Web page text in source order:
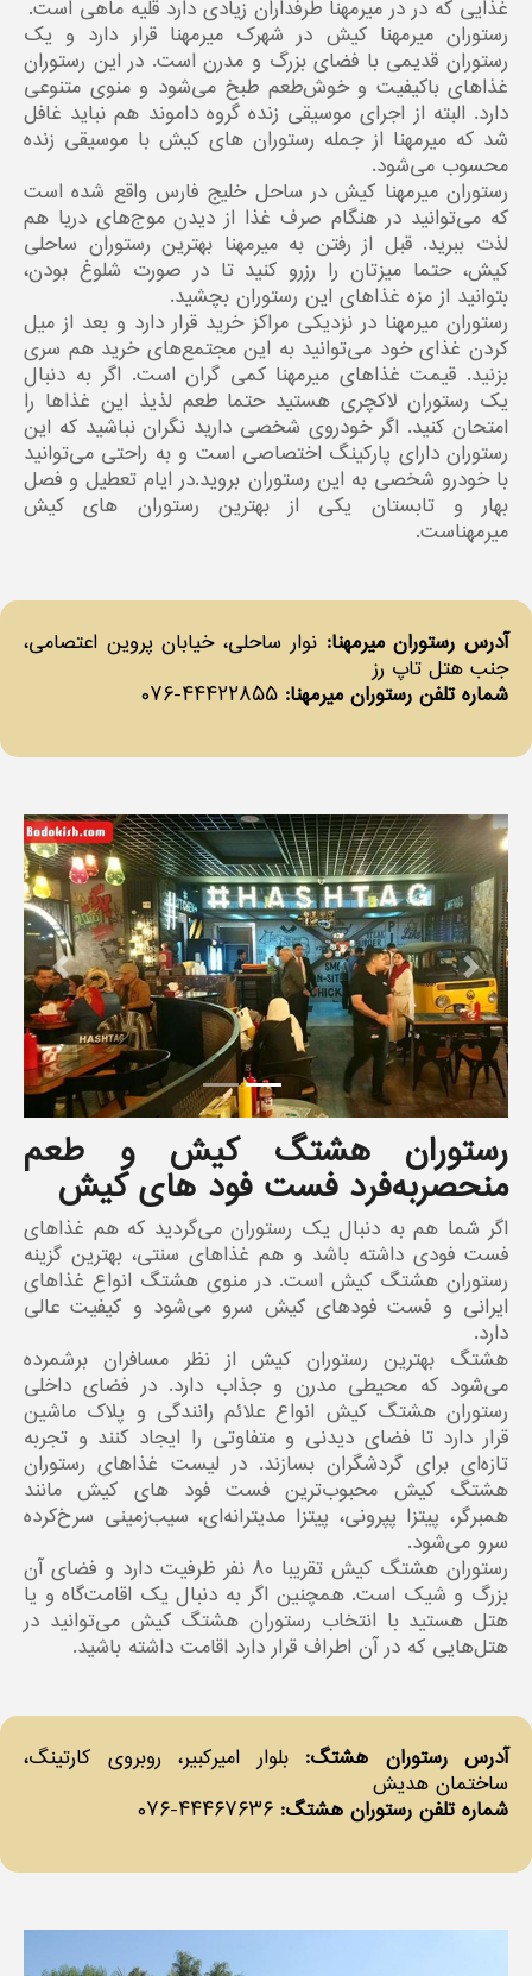
غذایی که در در میرمهنا طرفداران زیادی دارد قلیه ماهی است.
رستوران میرمهنا کیش در شهرک میرمهنا قرار دارد و یک
رستوران قدیمی با فضای بزرگ و مدرن است. در این رستوران
غذاهای باکیفیت و خوش‌طعم طبخ می‌شود و منوی متنوعی
دارد. البته از اجرای موسیقی زنده گروه داموند هم نباید غافل
شد که میرمهنا از جمله رستو‌ران های کیش با موسیقی زنده
محسوب می‌شود.
رستوران میرمهنا کیش در ساحل خلیج فارس واقع شده است
که می‌توانید در هنگام صرف غذا از دیدن موج‌های دریا هم
لذت ببرید. قبل از رفتن به میرمهنا بهترین رستوران ساحلی
کیش، حتما میزتان را رزرو کنید تا در صورت شلوغ بودن،
بتوانید از مزه‌ غذاهای این رستوران بچشید.
رستوران میرمهنا در نزدیکی مراکز خرید قرار دارد و بعد از میل
کردن غذای خود می‌توانید به این مجتمع‌های خرید هم سری
بزنید. قیمت‌ غذاهای میرمهنا کمی گران است. اگر به دنبال
یک رستوران لاکچری هستید حتما طعم لذیذ این غذاها را
امتحان کنید. اگر خودروی شخصی دارید نگران نباشید که این
رستوران دارای پارکینگ اختصاصی است و به‌ راحتی می‌توانید
با خودرو شخصی به این رستوران بروید.در ایام تعطیل و فصل
بهار و تابستان یکی از بهترین رستوران های کیش
میرمهناست.
آدرس رستوران میرمهنا:نوار ساحلی، خیابان پروین اعتصامی،
جنب هتل تاپ رز
شماره تلفن رستوران میرمهنا: ۴۴۴۲۲۸۵۵-۰۷۶
Next
رستوران هشتگ کیش و طعم
منحصربه‌فرد فست فود های کیش
اگر شما هم به دنبال یک رستوران می‌گردید که هم غذاهای
فست فودی داشته باشد و هم غذاهای سنتی، بهترین گزینه
رستوران هشتگ کیش است. در منوی هشتگ انواع غذاهای
ایرانی و فست فودهای کیش سرو می‌شود و کیفیت عالی
دارد.
هشتگ بهترین رستوران کیش از نظر مسافران برشمرده
می‌شود که محیطی مدرن و جذاب دارد. در فضای داخلی
رستوران هشتگ کیش انواع علائم رانندگی و پلاک ماشین
قرار دارد تا فضای دیدنی و متفاوتی را ایجاد کنند و تجربه
تازه‌ای برای گردشگران بسازند. در لیست غذاهای رستوران
هشتگ کیش محبوب‌ترین فست فود های کیش مانند
همبرگر، پیتزا پپرونی، پیتزا مدیترانه‌ای، سیب‌زمینی سرخ‌‌کرده
سرو می‌شود.
رستوران هشتگ کیش تقریبا ۸۰ نفر ظرفیت دارد و فضای آن
بزرگ و شیک است. همچنین اگر به دنبال یک اقامت‌گاه و یا
هتل هستید با انتخاب رستوران هشتگ کیش می‌توانید در
هتل‌هایی که در آن اطراف قرار دارد اقامت داشته باشید.
آدرس رستوران هشتگ:بلوار امیرکبیر، روبروی کارتینگ،
ساختمان هدیش
شماره تلفن رستوران هشتگ: ۴۴۴۶۷۶۳۶-۰۷۶